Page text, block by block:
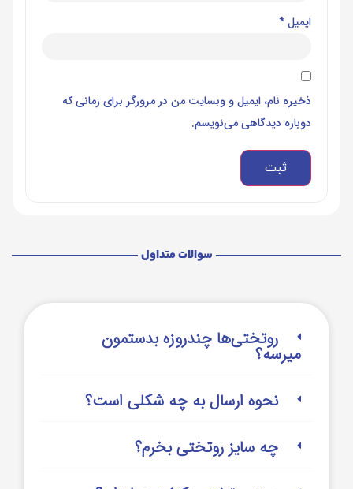
ایمیل*
ذخیره نام، ایمیل و وبسایت من در مرورگر برای زمانی که
دوباره دیدگاهی می‌نویسم.
سوالات متداول
روتختی‌‌ها چندروزه بدستمون
میرسه؟
نحوه ارسال به چه شکلی است؟
چه سایز روتختی بخرم؟